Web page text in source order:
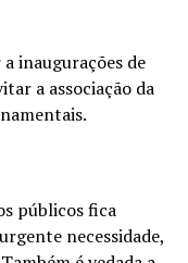
inaugurações de
a associação da
públicos fica
necessidade,